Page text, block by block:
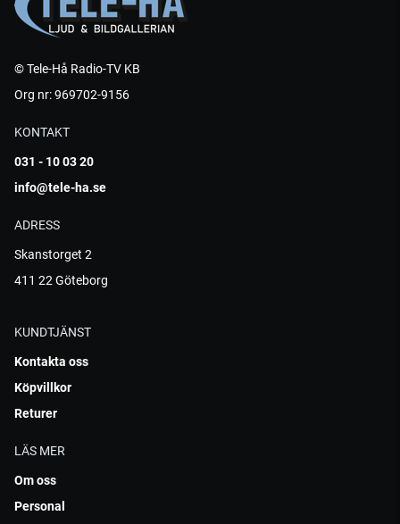
© Tele-Hå Radio-TV KB
Org nr: 969702-9156
KONTAKT
031 - 10 03 20
info@tele-ha.se
ADRESS
Skanstorget 2
411 22 Göteborg
KUNDTJÄNST
Kontakta oss
Köpvillkor
Returer
LÄS MER
Om oss
Personal